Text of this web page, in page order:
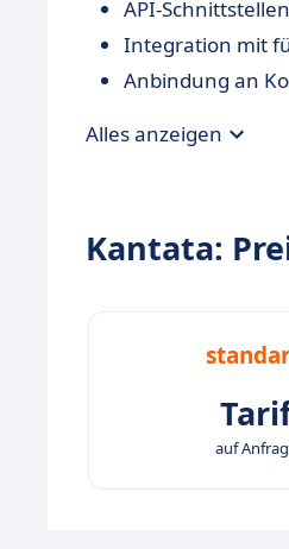
API-
Integration mit
Anbindung an
Alles anzeigen
Kantata:
auf